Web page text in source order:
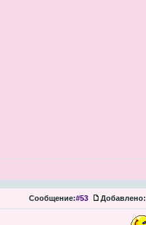
Сообщение:#53 Добавлено: